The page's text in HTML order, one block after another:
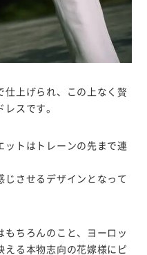
仕上げられ、この上なく贅
スです。
ットはトレーンの先まで連
じさせるデザインとなって
もちろんのこと、ヨーロッ
える本物志向の花嫁様にピ